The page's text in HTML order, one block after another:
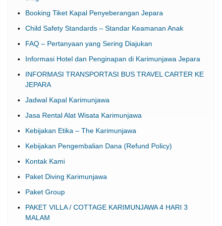
Booking Tiket Kapal Penyeberangan Jepara
Child Safety Standards – Standar Keamanan Anak
FAQ – Pertanyaan yang Sering Diajukan
Informasi Hotel dan Penginapan di Karimunjawa Jepara
INFORMASI TRANSPORTASI BUS TRAVEL CARTER KE
JEPARA
Jadwal Kapal Karimunjawa
Jasa Rental Alat Wisata Karimunjawa
Kebijakan Etika – The Karimunjawa
Kebijakan Pengembalian Dana (Refund Policy)
Kontak Kami
Paket Diving Karimunjawa
Paket Group
PAKET VILLA / COTTAGE KARIMUNJAWA 4 HARI 3
MALAM